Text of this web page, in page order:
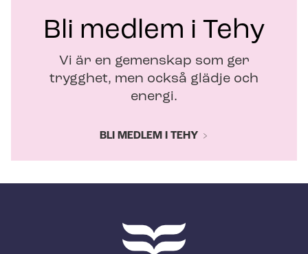
Bli medlem i Tehy
Vi är en gemenskap som ger
trygghet, men också glädje och
energi.
BLI MEDLEM I TEHY